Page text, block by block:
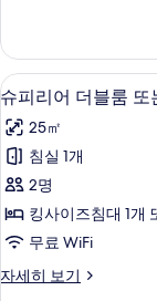
윈
룸
사
진
모
두
보
기
블
룸
또
는
트
윈
자
세
히
보
기
슈
피
리
어
더
블
룸
또
6
슈피리어 더블룸 또
25㎡
침실 1개
2명
킹사이즈침대 1개
무료 WiFi
자세히 보기
슈